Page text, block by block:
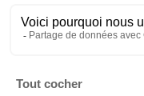
Réflexion de votre style
Vous pouvez choisir
ce soit contemporain,
permet de créer une
reste de votre intérieur.